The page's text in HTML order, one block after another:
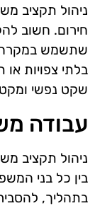
ניהול תקציב
חירום. חשוב
שתשמש במקרה
בלתי צפויות
שקט נפשי
עבודה
ניהול תקציב
בין כל בני
בתהליך,